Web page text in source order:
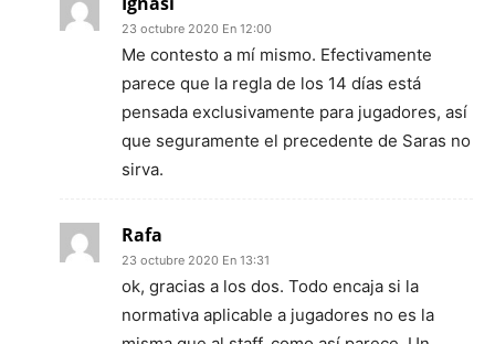
23 octubre 2020 En 12:00
Me contesto a mí mismo. Efectivamente
parece que la regla de los 14 días está
pensada exclusivamente para jugadores, así
que seguramente el precedente de Saras no
sirva.
Rafa
23 octubre 2020 En 13:31
ok, gracias a los dos. Todo encaja si la
normativa aplicable a jugadores no es la